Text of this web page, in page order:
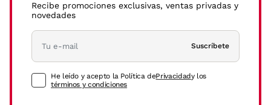
Recibe promociones exclusivas, ventas privadas y
novedades
Suscríbete
He leído y acepto la Política dePrivacidady los
términos y condiciones